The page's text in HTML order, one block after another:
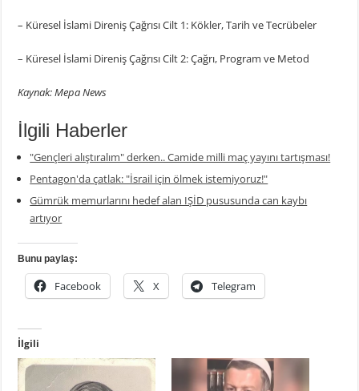
– Küresel İslami Direniş Çağrısı Cilt 1: Kökler, Tarih ve Tecrübeler
– Küresel İslami Direniş Çağrısı Cilt 2: Çağrı, Program ve Metod
Kaynak: Mepa News
İlgili Haberler
"Gençleri alıştıralım" derken.. Camide milli maç yayını tartışması!
Pentagon'da çatlak: "İsrail için ölmek istemiyoruz!"
Gümrük memurlarını hedef alan IŞİD pususunda can kaybı
artıyor
Bunu paylaş:
Facebook X Telegram
İlgili